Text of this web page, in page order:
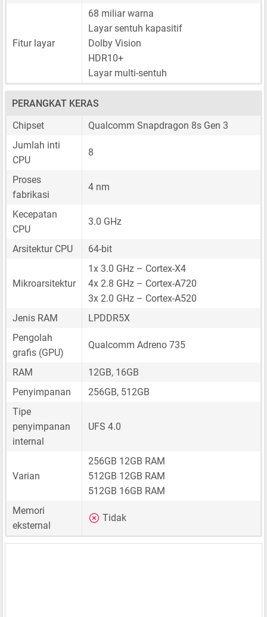
Fitur layar
68 miliar warna
Layar sentuh kapasitif
Dolby Vision
HDR10+
Layar multi-sentuh
PERANGKAT KERAS
Chipset
Qualcomm Snapdragon 8s Gen 3
Jumlah inti
CPU
8
Proses
fabrikasi
4 nm
Kecepatan
CPU
3.0 GHz
Arsitektur CPU 64-bit
Mikroarsitektur
1x 3.0 GHz – Cortex-X4
4x 2.8 GHz – Cortex-A720
3x 2.0 GHz – Cortex-A520
Jenis RAM
LPDDR5X
Pengolah
grafis (GPU)
Qualcomm Adreno 735
RAM
12GB, 16GB
Penyimpanan
256GB, 512GB
Tipe
penyimpanan
internal
UFS 4.0
Varian
256GB 12GB RAM
512GB 12GB RAM
512GB 16GB RAM
Memori
eksternal
Tidak